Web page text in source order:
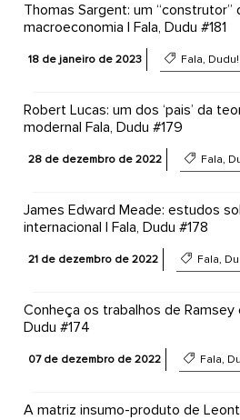
Thomas Sargent: um “construtor”
macroeconomia | Fala, Dudu #181
18 de janeiro de 2023 Fala, Dudu!
Robert Lucas: um dos ‘pais’ da
moderna| Fala, Dudu #179
28 de dezembro de 2022 Fala,
James Edward Meade: estudos
internacional | Fala, Dudu #178
21 de dezembro de 2022 Fala,
Conheça os trabalhos de Ramsey
Dudu #174
07 de dezembro de 2022 Fala,
A matriz insumo-produto de